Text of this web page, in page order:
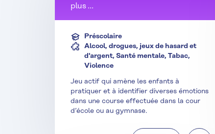
plus ...
Préscolaire
Alcool, drogues, jeux de hasard et
d'argent, Santé mentale, Tabac,
Violence
Jeu actif qui amène les enfants à
pratiquer et à identifier diverses émotions
dans une course effectuée dans la cour
d’école ou au gymnase.